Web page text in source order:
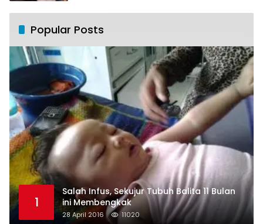
Popular Posts
1
Salah Infus, Sekujur Tubuh Balita 11 Bulan
ini Membengkak
28 April 2016 11020